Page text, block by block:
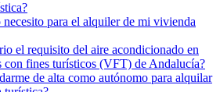
necesito para el alquiler de mi vivienda
el requisito del aire acondicionado en
con fines turísticos (VFT) de Andalucía?
de alta como autónomo para alquilar